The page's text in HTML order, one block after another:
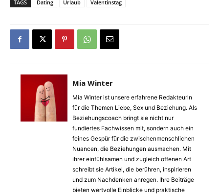
TAGS Dating Urlaub Valentinstag
Mia Winter
Mia Winter ist unsere erfahrene Redakteurin
für die Themen Liebe, Sex und Beziehung. Als
Beziehungscoach bringt sie nicht nur
fundiertes Fachwissen mit, sondern auch ein
feines Gespür für die zwischenmenschlichen
Nuancen, die Beziehungen ausmachen. Mit
ihrer einfühlsamen und zugleich offenen Art
schreibt sie Artikel, die berühren, inspirieren
und zum Nachdenken anregen. Ihre Beiträge
bieten wertvolle Einblicke und praktische